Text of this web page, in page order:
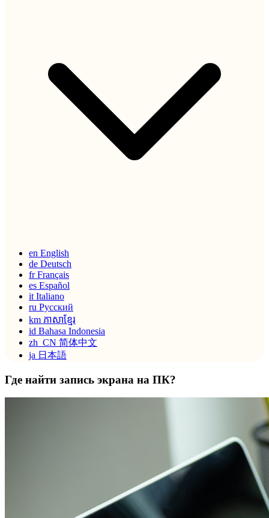
en English
de Deutsch
fr Français
es Español
it Italiano
ru Русский
km ភាសាខ្មែរ
id Bahasa Indonesia
zh_CN 简体中文
ja 日本語
Где найти запись экрана на ПК?